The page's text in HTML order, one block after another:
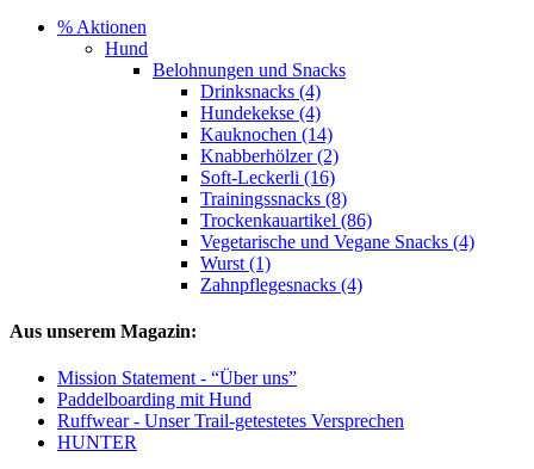
% Aktionen
Hund
Belohnungen und Snacks
Drinksnacks (4)
Hundekekse (4)
Kauknochen (14)
Knabberhölzer (2)
Soft-Leckerli (16)
Trainingssnacks (8)
Trockenkauartikel (86)
Vegetarische und Vegane Snacks (4)
Wurst (1)
Zahnpflegesnacks (4)
Aus unserem Magazin:
Mission Statement - “Über uns”
Paddelboarding mit Hund
Ruffwear - Unser Trail-getestetes Versprechen
HUNTER